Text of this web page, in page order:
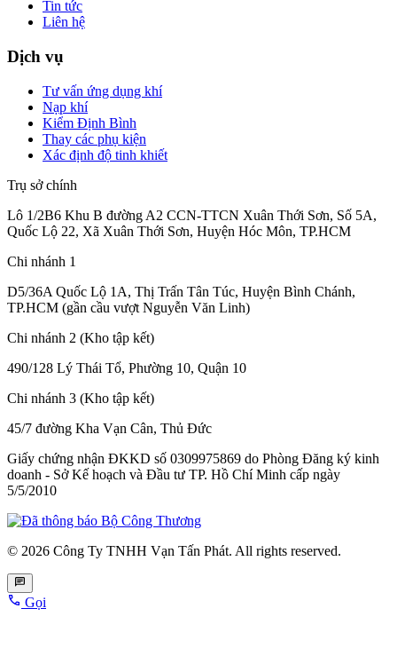
Tin tức
Liên hệ
Dịch vụ
Tư vấn ứng dụng khí
Nạp khí
Kiểm Định Bình
Thay các phụ kiện
Xác định độ tinh khiết
Trụ sở chính
Lô 1/2B6 Khu B đường A2 CCN-TTCN Xuân Thới Sơn, Số 5A,
Quốc Lộ 22, Xã Xuân Thới Sơn, Huyện Hóc Môn, TP.HCM
Chi nhánh 1
D5/36A Quốc Lộ 1A, Thị Trấn Tân Túc, Huyện Bình Chánh,
TP.HCM (gần cầu vượt Nguyễn Văn Linh)
Chi nhánh 2 (Kho tập kết)
490/128 Lý Thái Tổ, Phường 10, Quận 10
Chi nhánh 3 (Kho tập kết)
45/7 đường Kha Vạn Cân, Thủ Đức
Giấy chứng nhận ĐKKD số 0309975869 do Phòng Đăng ký kinh
doanh - Sở Kế hoạch và Đầu tư TP. Hồ Chí Minh cấp ngày
5/5/2010
© 2026 Công Ty TNHH Vạn Tấn Phát. All rights reserved.
Gọi